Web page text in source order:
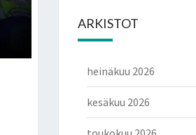
ARKISTOT
heinäkuu 2026
kesäkuu 2026